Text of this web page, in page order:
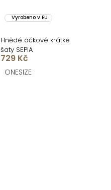
Vyrobeno v EU
Hnědé áčkové krátké
šaty SEPIA
729 Kč
ONESIZE